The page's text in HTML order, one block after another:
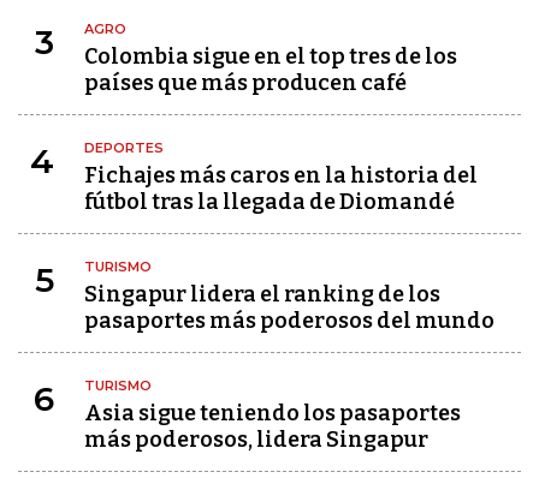
3 AGRO
Colombia sigue en el top tres de los
países que más producen café
4 DEPORTES
Fichajes más caros en la historia del
fútbol tras la llegada de Diomandé
5 TURISMO
Singapur lidera el ranking de los
pasaportes más poderosos del mundo
6 TURISMO
Asia sigue teniendo los pasaportes
más poderosos, lidera Singapur